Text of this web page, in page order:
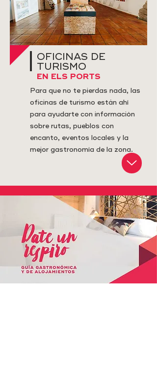
OFICINAS DE
TURISMO
EN ELS PORTS
Para que no te pierdas nada, las
oficinas de turismo están ahí
para ayudarte con información
sobre rutas, pueblos con
encanto, eventos locales y la
mejor gastronomía de la zona.